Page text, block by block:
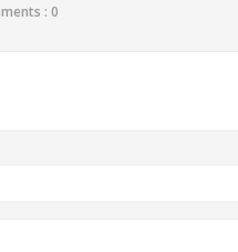
: 0